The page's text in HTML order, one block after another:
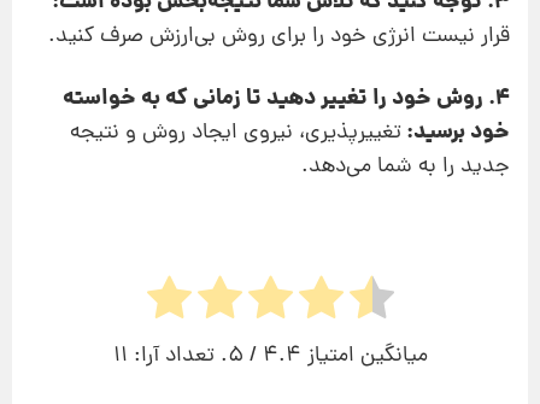
قرار نیست انرژی خود را برای روش بی‌ارزش صرف کنید.
4. روش خود را تغییر دهید تا زمانی که به خواسته
خود برسید:تغییرپذیری، نیروی ایجاد روش و نتیجه
جدید را به شما می‌دهد.
میانگین امتیاز 4.4 / 5. تعداد آرا:
11